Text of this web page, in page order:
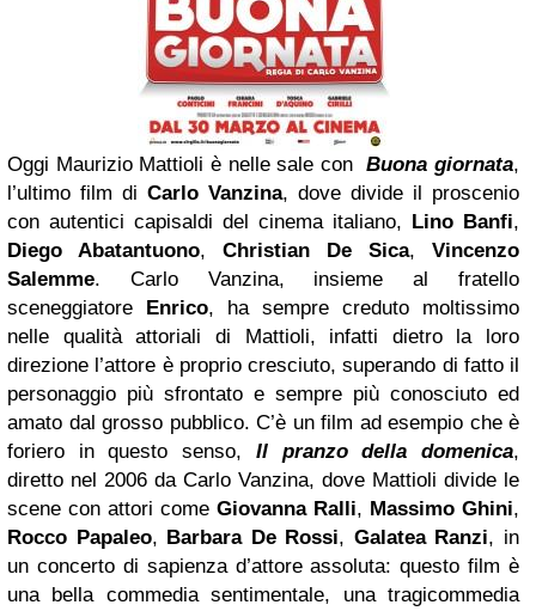
Oggi Maurizio Mattioli è nelle sale conBuona giornata,
l’ultimo film di Carlo Vanzina, dove divide il proscenio
con autentici capisaldi del cinema italiano,
Lino Banfi,
Diego Abatantuono, Christian De Sica, Vincenzo
Salemme. Carlo Vanzina, insieme al fratello
sceneggiatore
Enrico, ha sempre creduto moltissimo
nelle qualità attoriali di Mattioli, infatti dietro la loro
direzione l’attore è proprio cresciuto, superando di fatto il
personaggio più sfrontato e sempre più conosciuto ed
amato dal grosso pubblico. C’è un film ad esempio che è
foriero in questo senso, Il pranzo della domenica,
diretto nel 2006 da Carlo Vanzina, dove Mattioli divide le
scene con attori come Giovanna Ralli, Massimo Ghini,
Rocco Papaleo, Barbara De Rossi, Galatea Ranzi, in
un concerto di sapienza d’attore assoluta: questo film è
una bella commedia sentimentale, una tragicommedia